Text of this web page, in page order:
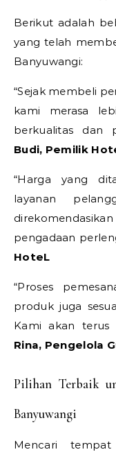
Berikut adalah
yang telah
Banyuwangi:
“Sejak membeli
kami merasa
berkualitas dan
Budi, Pemilik
“Harga yang
layanan
pengadaan
HoteL
“Proses
produk juga
Kami akan terus
Rina, Pengelola
Pilihan Terbaik
Banyuwangi
Mencari